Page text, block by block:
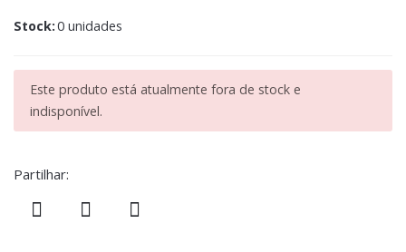
Stock:0 unidades
Este produto está atualmente fora de stock e
indisponível.
Partilhar: